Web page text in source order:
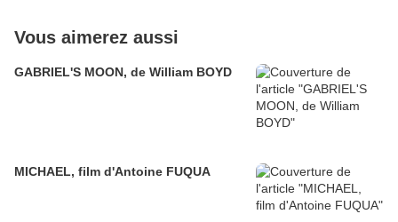
Vous aimerez aussi
GABRIEL'S MOON, de William BOYD
MICHAEL, film d'Antoine FUQUA